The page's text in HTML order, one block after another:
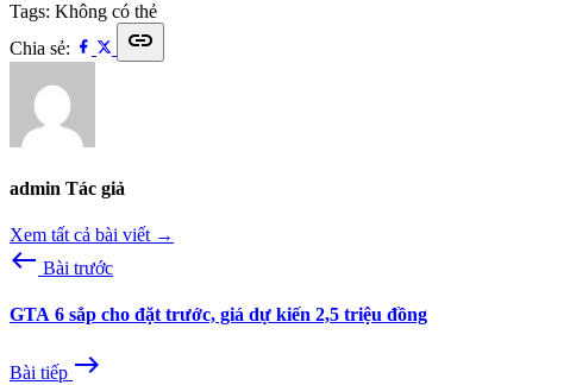
Tags: Không có thẻ
Chia sẻ:
link
admin Tác giả
Xem tất cả bài viết →
west Bài trước
GTA 6 sắp cho đặt trước, giá dự kiến 2,5 triệu đồng
Bài tiếp east